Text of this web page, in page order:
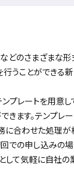
どのさまざまな
行うことができる
プレートを用意し
きます。テンプレ
に合わせた処理が
での申し込みの
して気軽に自社の